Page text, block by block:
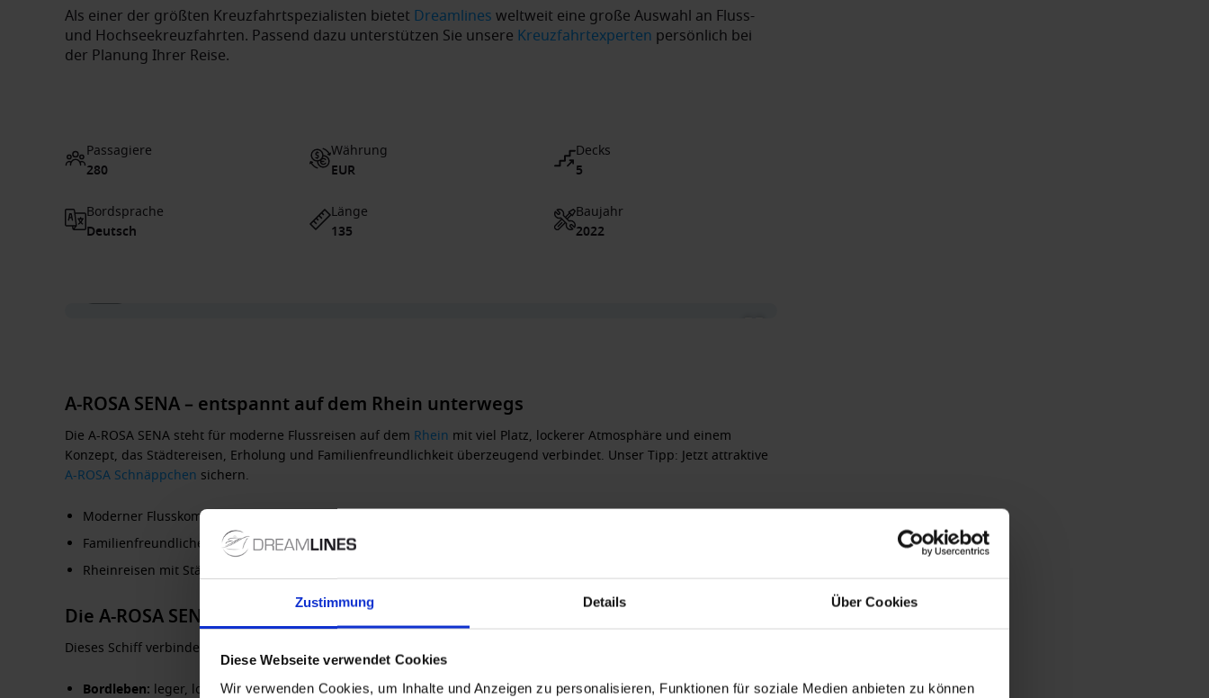
Zustimmung Details Über Cookies
Diese Webseite verwendet Cookies
Wir verwenden Cookies, um Inhalte und Anzeigen zu personalisieren, Funktionen für soziale Medien anbieten zu können
Als einer der größten Kreuzfahrtspezialisten bietet Dreamlines weltweit eine große Auswahl an Fluss-
und Hochseekreuzfahrten. Passend dazu unterstützen Sie unsere Kreuzfahrtexperten persönlich bei
der Planung Ihrer Reise.
Passagiere
280
Währung
EUR
Decks
5
Bordsprache
Deutsch
Länge
135
Baujahr
2022
A-ROSA SENA – entspannt auf dem Rhein unterwegs
Die A-ROSA SENA steht für moderne Flussreisen auf dem Rhein mit viel Platz, lockerer Atmosphäre und einem
Konzept, das Städtereisen, Erholung und Familienfreundlichkeit überzeugend verbindet. Unser Tipp: Jetzt attraktive
A-ROSA Schnäppchen sichern.
Moderner Flusskomfort mit viel Raum und entspannter Atmosphäre
Familienfreundliches Konzept mit Kids Club und Family Area
Rheinreisen mit Städten wie Amsterdam, Rotterdam und Antwerpen
Die A-ROSA SENA im Überblick
Dieses Schiff verbindet modernes Design mit viel Freiraum und einem angenehm entspannten Bordgefühl.
Bordleben: leger, locker und unkompliziert – ideal für entspannte Flussreisen